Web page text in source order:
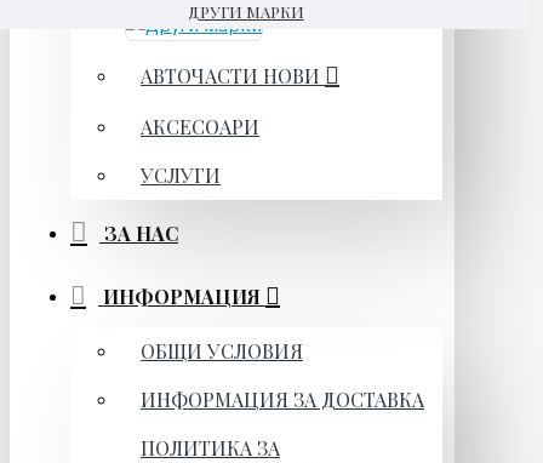
ДРУГИ МАРКИ
АВТОЧАСТИ НОВИ
АКСЕСОАРИ
УСЛУГИ
ЗА НАС
ИНФОРМАЦИЯ
ОБЩИ УСЛОВИЯ
ИНФОРМАЦИЯ ЗА ДОСТАВКА
ПОЛИТИКА ЗА